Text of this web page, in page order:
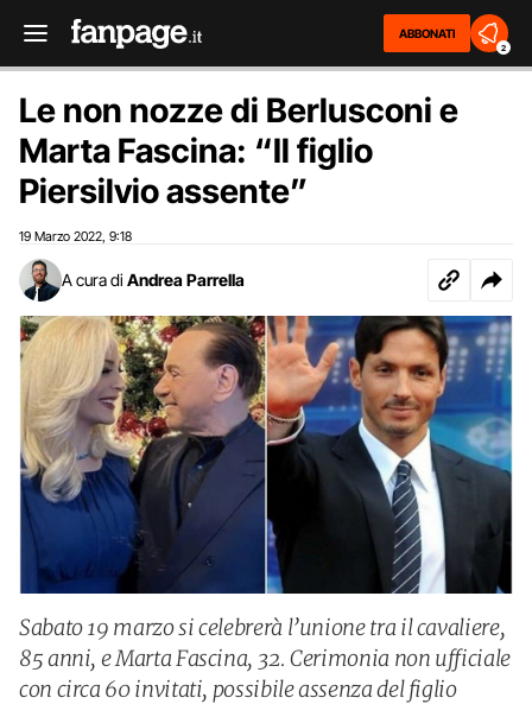
ABBONATI
2
Le non nozze di Berlusconi e
Marta Fascina: “Il figlio
Piersilvio assente”
19 Marzo 2022 9:18
A cura di Andrea Parrella
Sabato 19 marzo si celebrerà l’unione tra il cavaliere,
85 anni, e Marta Fascina, 32. Cerimonia non ufficiale
con circa 60 invitati, possibile assenza del figlio